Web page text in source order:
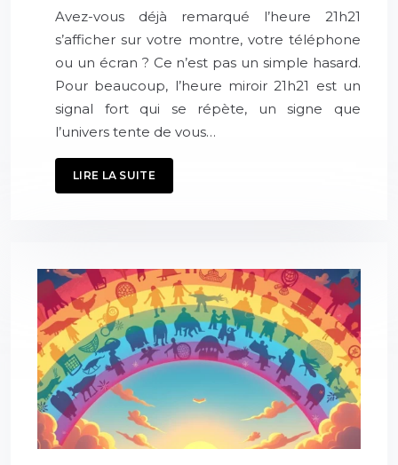
Avez-vous déjà remarqué l’heure 21h21
s’afficher sur votre montre, votre téléphone
ou un écran ? Ce n’est pas un simple hasard.
Pour beaucoup, l’heure miroir 21h21 est un
signal fort qui se répète, un signe que
l’univers tente de vous…
LIRE LA SUITE